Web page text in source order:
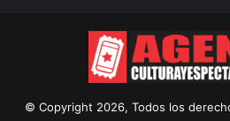
© Copyright 2026, Todos los